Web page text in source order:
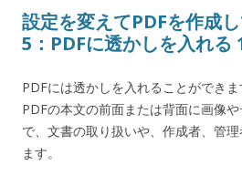
設定を変えてPDFを作成
5：PDFに透かしを入れる
PDFには透かしを入れることができ
PDFの本文の前面または背面に画像
で、文書の取り扱いや、作成者、管
ます。